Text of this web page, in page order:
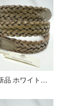
95/38 新品 ホワイトハウス コックス メッシュ レザー ベルト 編み込み